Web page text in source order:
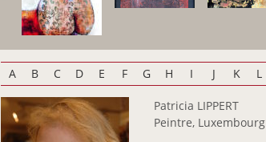
A B C D E F G H I J K L
Patricia LIPPERT
Peintre, Luxembourg